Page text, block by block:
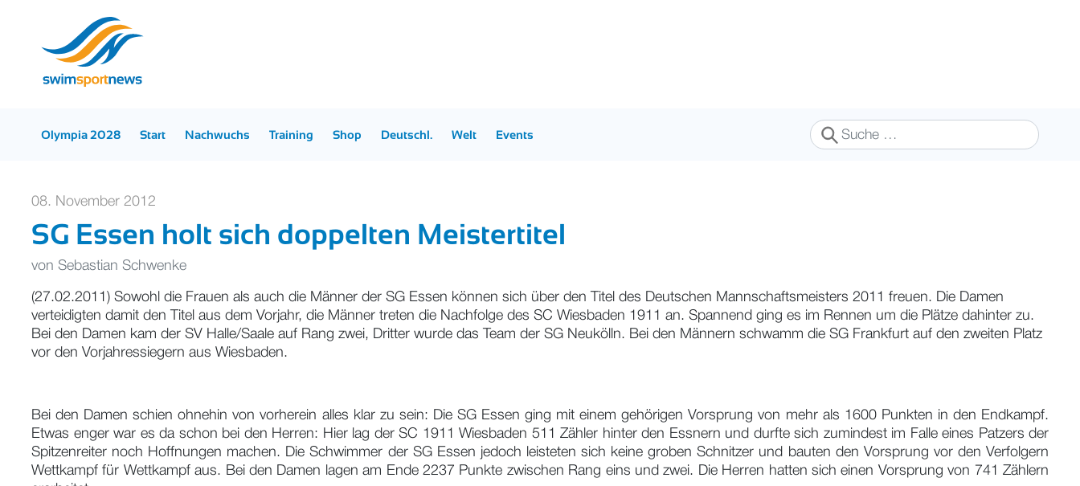
Olympia 2028 Start Nachwuchs Training Shop Deutschl. Welt Events
Suchen
08. November 2012
SG Essen holt sich doppelten Meistertitel
von Sebastian Schwenke
(27.02.2011) Sowohl die Frauen als auch die Männer der SG Essen können sich über den Titel des Deutschen Mannschaftsmeisters 2011 freuen. Die Damen
verteidigten damit den Titel aus dem Vorjahr, die Männer treten die Nachfolge des SC Wiesbaden 1911 an. Spannend ging es im Rennen um die Plätze dahinter zu.
Bei den Damen kam der SV Halle/Saale auf Rang zwei, Dritter wurde das Team der SG Neukölln. Bei den Männern schwamm die SG Frankfurt auf den zweiten Platz
vor den Vorjahressiegern aus Wiesbaden.
Bei den Damen schien ohnehin von vorherein alles klar zu sein: Die SG Essen ging mit einem gehörigen Vorsprung von mehr als 1600 Punkten in den Endkampf.
Etwas enger war es da schon bei den Herren: Hier lag der SC 1911 Wiesbaden 511 Zähler hinter den Essnern und durfte sich zumindest im Falle eines Patzers der
Spitzenreiter noch Hoffnungen machen. Die Schwimmer der SG Essen jedoch leisteten sich keine groben Schnitzer und bauten den Vorsprung vor den Verfolgern
Wettkampf für Wettkampf aus. Bei den Damen lagen am Ende 2237 Punkte zwischen Rang eins und zwei. Die Herren hatten sich einen Vorsprung von 741 Zählern